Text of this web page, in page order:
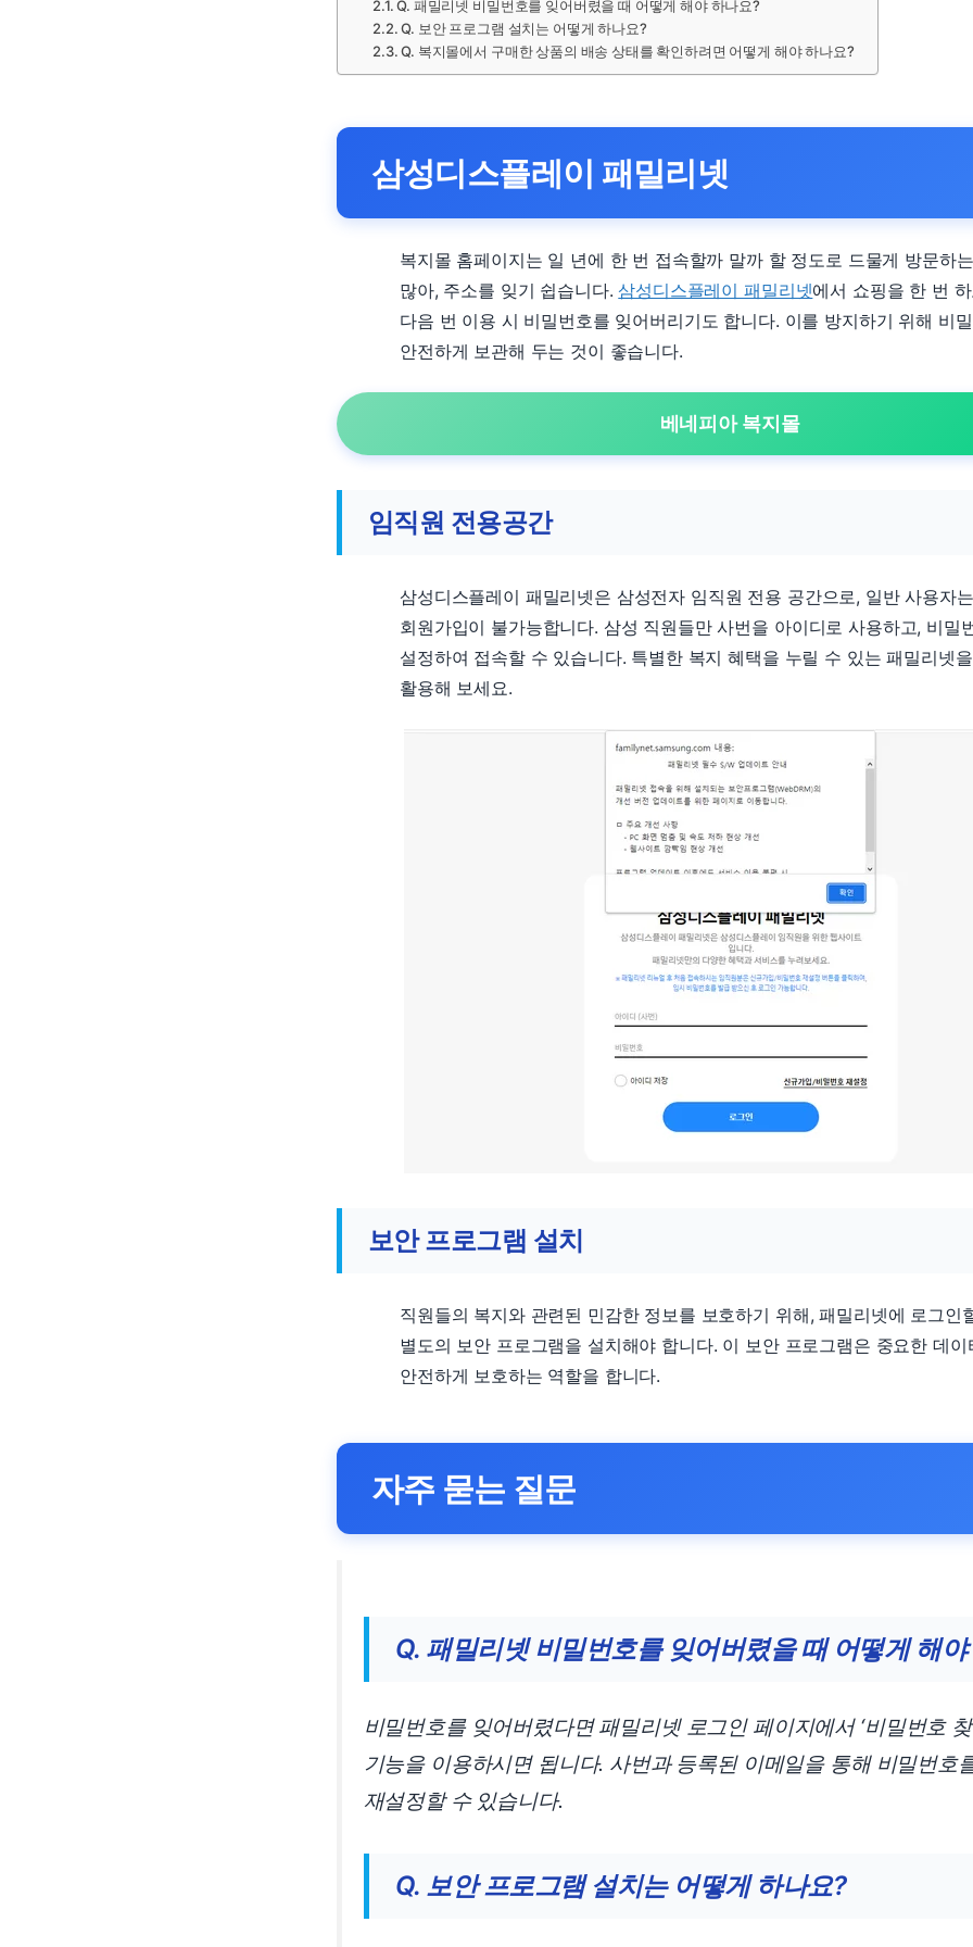
Q. 패밀리넷 비밀번호를 잊어버렸을 때 어떻게 해야 하나요?
Q. 보안 프로그램 설치는 어떻게 하나요?
Q. 복지몰에서 구매한 상품의 배송 상태를 확인하려면 어떻게 해야 하나요?
삼성디스플레이 패밀리넷
복지몰 홈페이지는 일 년에 한 번 접속할까 말까 할 정도로 드물게 방문하
많아, 주소를 잊기 쉽습니다.삼성디스플레이 패밀리넷에서 쇼핑을 한 번
다음 번 이용 시 비밀번호를 잊어버리기도 합니다. 이를 방지하기 위해 비
안전하게 보관해 두는 것이 좋습니다.
베네피아 복지몰
임직원 전용공간
삼성디스플레이 패밀리넷은 삼성전자 임직원 전용 공간으로, 일반 사용자는
회원가입이 불가능합니다. 삼성 직원들만 사번을 아이디로 사용하고, 비밀
설정하여 접속할 수 있습니다. 특별한 복지 혜택을 누릴 수 있는 패밀리넷
활용해 보세요.
보안 프로그램 설치
직원들의 복지와 관련된 민감한 정보를 보호하기 위해, 패밀리넷에 로그인
별도의 보안 프로그램을 설치해야 합니다. 이 보안 프로그램은 중요한 데이
안전하게 보호하는 역할을 합니다.
자주 묻는 질문
Q. 패밀리넷 비밀번호를 잊어버렸을 때 어떻게 해
비밀번호를 잊어버렸다면 패밀리넷 로그인 페이지에서 ‘비밀번호 찾
기능을 이용하시면 됩니다. 사번과 등록된 이메일을 통해 비밀번호
재설정할 수 있습니다.
Q. 보안 프로그램 설치는 어떻게 하나요?